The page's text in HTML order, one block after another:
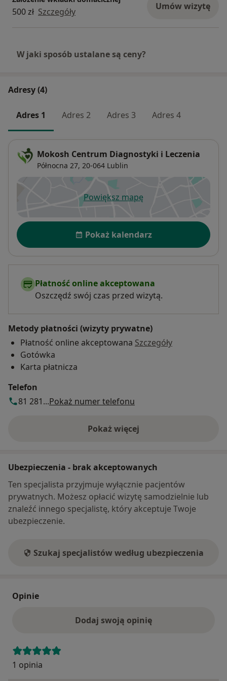
500 zł Szczegóły Umów wizytę
W jaki sposób ustalane są ceny?
Adresy (4)
Adres 1 Adres 2 Adres 3 Adres 4
Mokosh Centrum Diagnostyki i Leczenia
Północna 27, 20-064 Lublin
Powiększ mapęotwiera się w nowej karcie
Dostępność
Pokaż kalendarz
Płatność online akceptowana
Oszczędź swój czas przed wizytą.
Metody płatności (wizyty prywatne)
Płatność online akceptowana Szczegóły
Gotówka
Karta płatnicza
Telefon
81 281...Pokaż numer telefonu
Pokaż więcej
o adresie
Ubezpieczenia - brak akceptowanych
Ten specjalista przyjmuje wyłącznie pacjentów
prywatnych. Możesz opłacić wizytę samodzielnie lub
znaleźć innego specjalistę, który akceptuje Twoje
ubezpieczenie.
Szukaj specjalistów według ubezpieczenia
Opinie
Dodaj swoją opinię
1 opinia